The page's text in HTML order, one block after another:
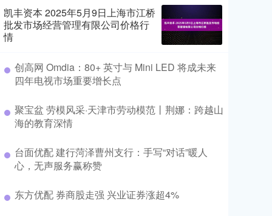
凯丰资本 2025年5月9日上海市江桥
批发市场经营管理有限公司价格行
情
​创高网 Omdia：80+ 英寸与 Mini LED 将成未来
四年电视市场重要增长点
​聚宝盆 劳模风采·天津市劳动模范丨荆娜：跨越山
海的教育深情
​台面优配 建行菏泽曹州支行：手写“对话”暖人
心，无声服务赢称赞
​东方优配 券商股走强 兴业证券涨超4%